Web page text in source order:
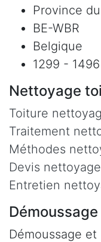
Province
BE-WBR
Belgique
1299 - 1496
Nettoyage
Toiture
Traitement
Méthodes
Devis
Entretien
Démoussage